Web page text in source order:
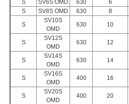
S SV6S OMD 630 6
S
SV8S OMD 630 8
S
SV10S
OMD
630 10
S
SV12S
OMD
630 12
S
SV14S
OMD
630 14
S
SV16S
OMD
400 16
S
SV20S
OMD
400 20